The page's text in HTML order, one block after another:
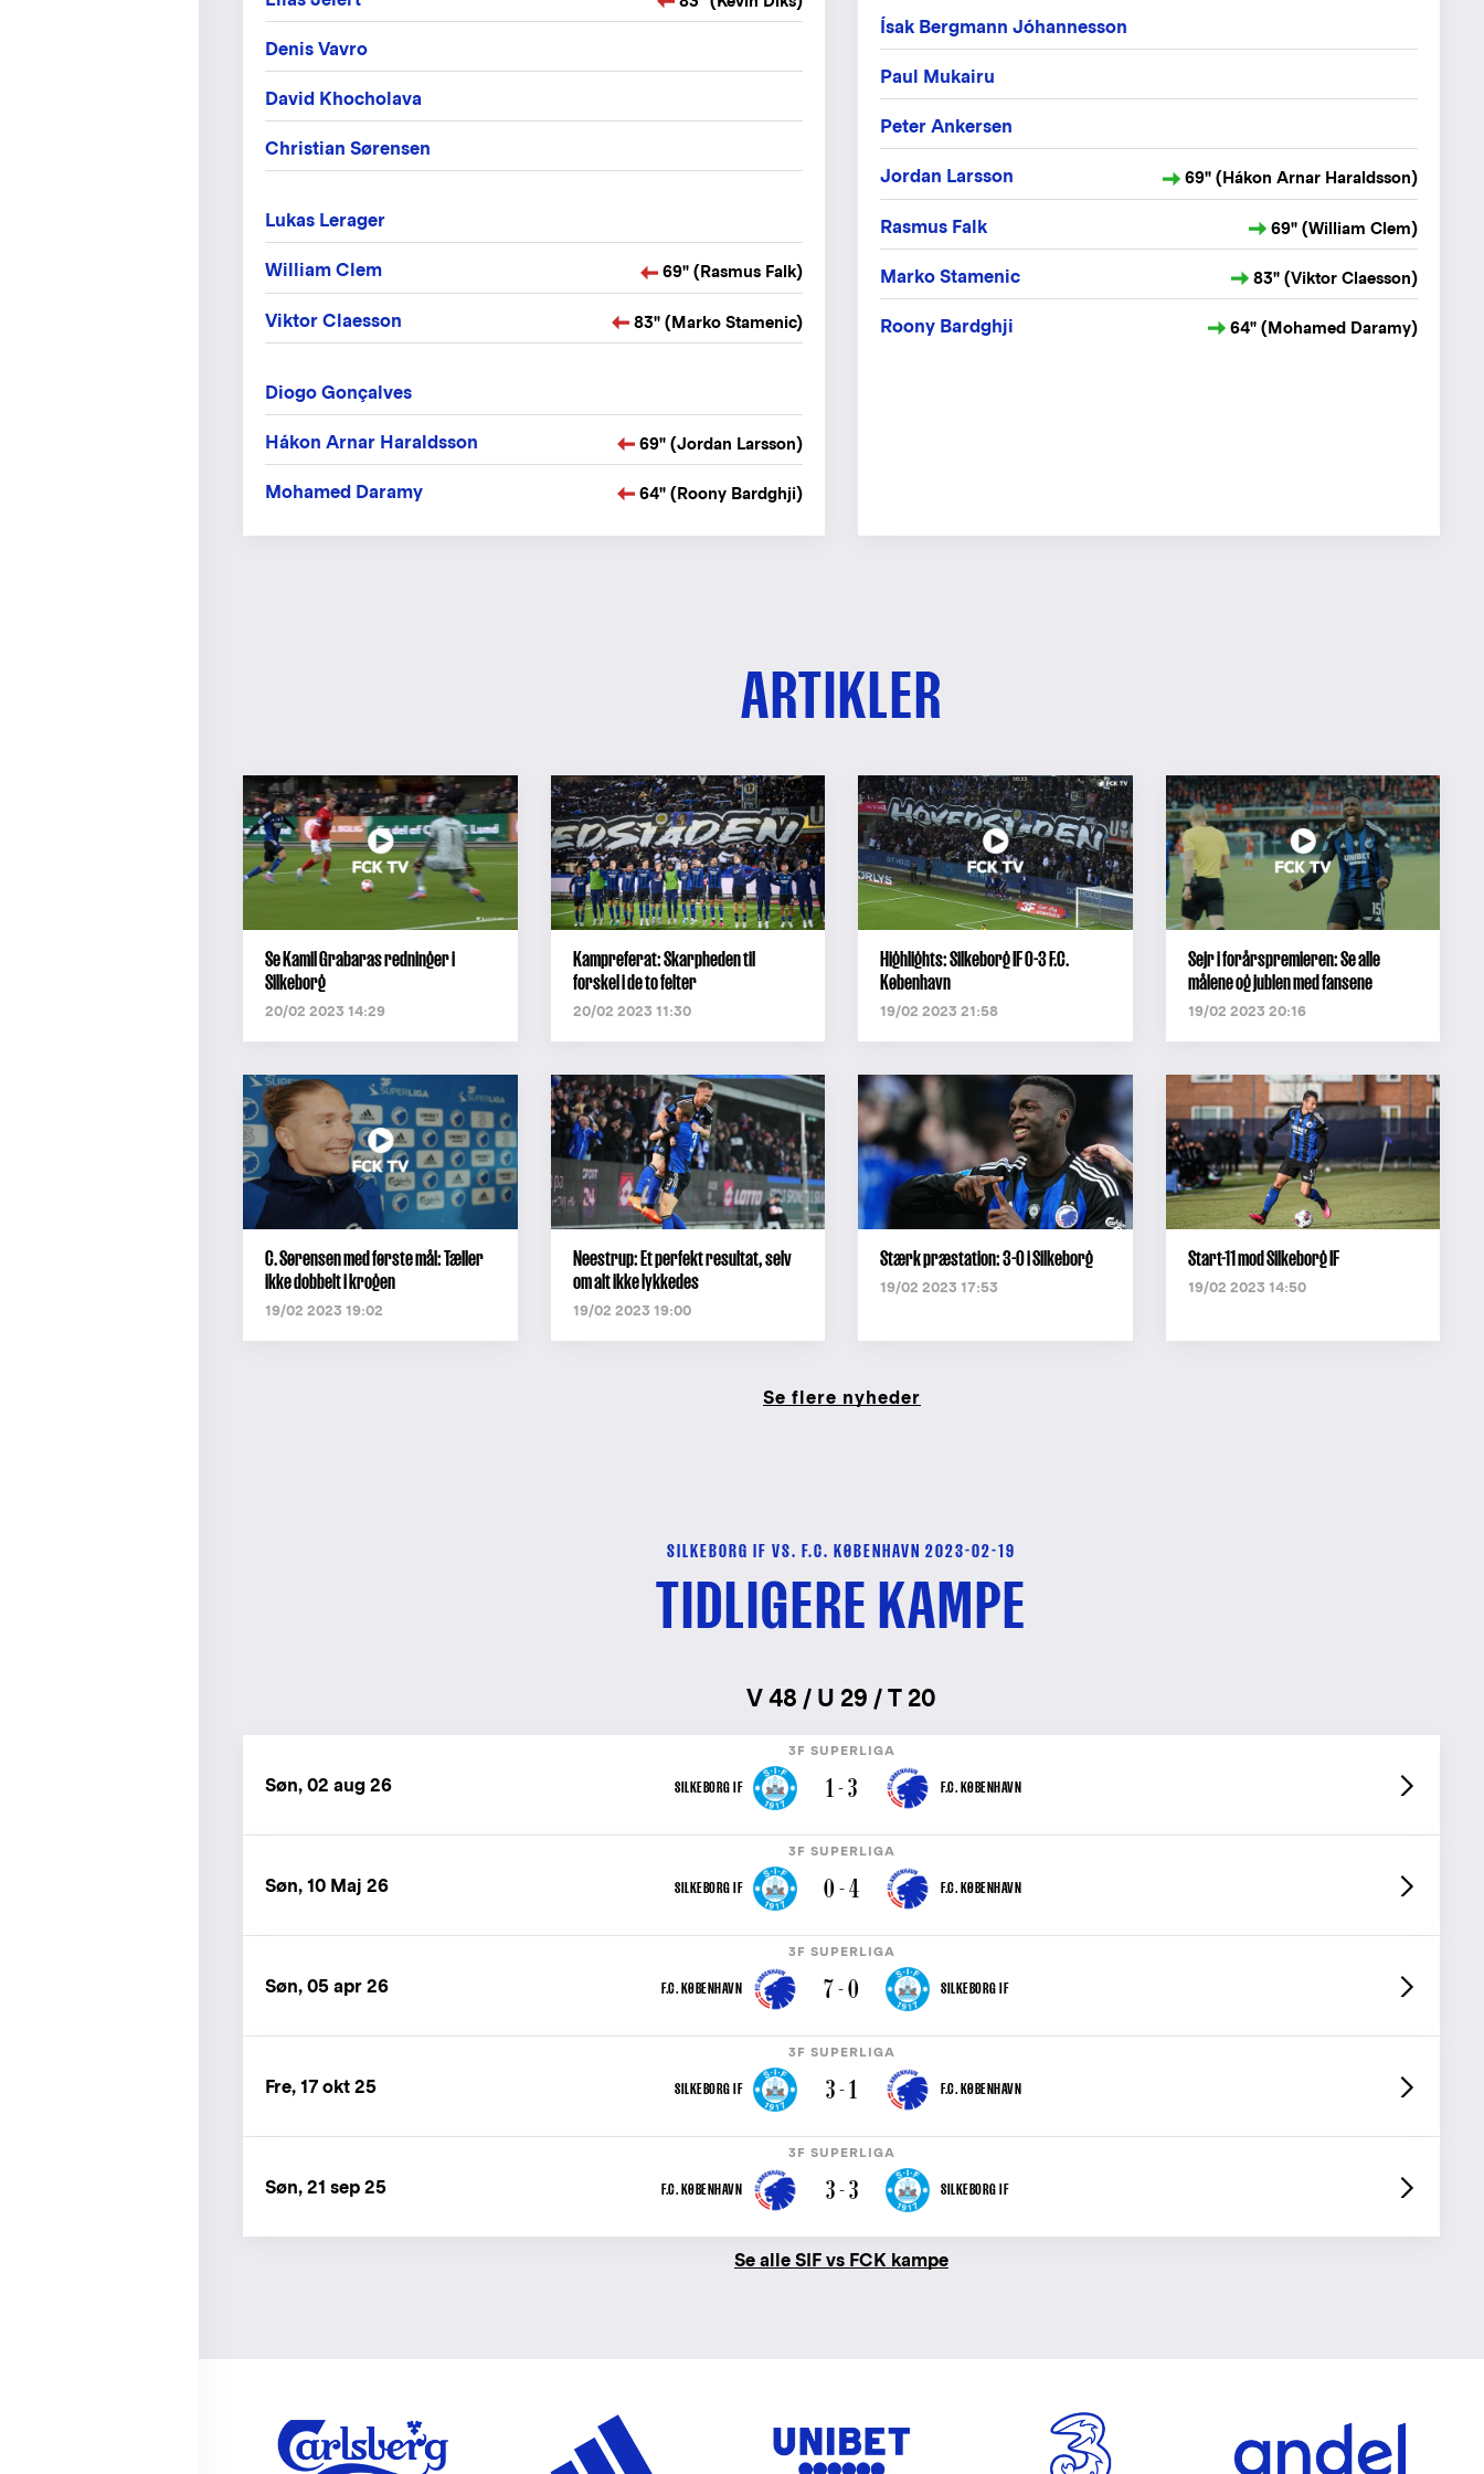
Denis Vavro
David Khocholava
Christian Sørensen
Lukas Lerager
William Clem 69" (Rasmus Falk)
Viktor Claesson 83" (Marko Stamenic)
Diogo Gonçalves
Hákon Arnar Haraldsson 69" (Jordan Larsson)
Mohamed Daramy 64" (Roony Bardghji)
Ísak Bergmann Jóhannesson
Paul Mukairu
Peter Ankersen
Jordan Larsson 69" (Hákon Arnar Haraldsson)
Rasmus Falk 69" (William Clem)
Marko Stamenic 83" (Viktor Claesson)
Roony Bardghji 64" (Mohamed Daramy)
ARTIKLER
Se Kamil Grabaras redninger i
Silkeborg
20/02 2023 14:29
Kampreferat: Skarpheden til
forskel i de to felter
20/02 2023 11:30
Highlights: Silkeborg IF 0-3 F.C.
København
19/02 2023 21:58
Sejr i forårspremieren: Se alle
målene og jublen med fansene
19/02 2023 20:16
C. Sørensen med første mål: Tæller
ikke dobbelt i krogen
19/02 2023 19:02
Neestrup: Et perfekt resultat, selv
om alt ikke lykkedes
19/02 2023 19:00
Stærk præstation: 3-0 i Silkeborg
19/02 2023 17:53
Start-11 mod Silkeborg IF
19/02 2023 14:50
Se flere nyheder
SILKEBORG IF VS. F.C. KØBENHAVN 2023-02-19
TIDLIGERE KAMPE
V 48 / U 29 / T 20
3F SUPERLIGA
Søn, 02 aug 26 SILKEBORG IF 1 - 3 F.C. KØBENHAVN
3F SUPERLIGA
Søn, 10 Maj 26 SILKEBORG IF 0 - 4 F.C. KØBENHAVN
3F SUPERLIGA
Søn, 05 apr 26 F.C. KØBENHAVN 7 - 0 SILKEBORG IF
3F SUPERLIGA
Fre, 17 okt 25 SILKEBORG IF 3 - 1 F.C. KØBENHAVN
3F SUPERLIGA
Søn, 21 sep 25 F.C. KØBENHAVN 3 - 3 SILKEBORG IF
Se alle SIF vs FCK kampe